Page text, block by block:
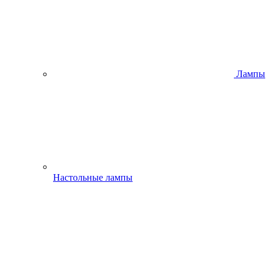
Лампы
Настольные лампы